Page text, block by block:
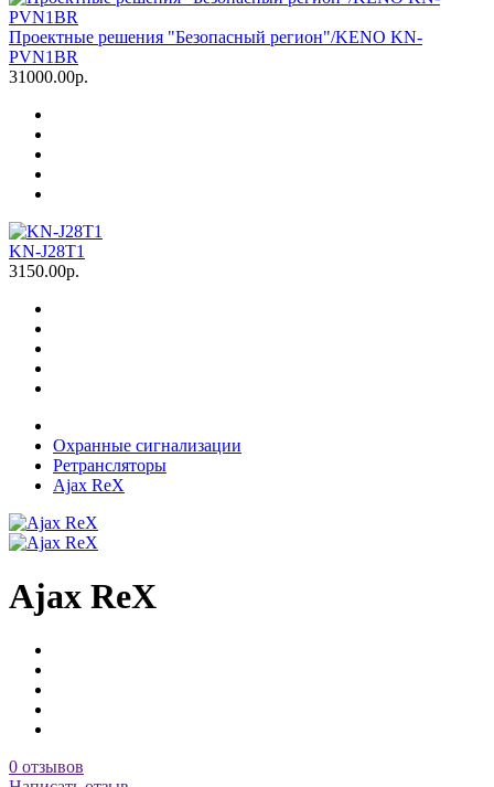
Проектные решения "Безопасный регион"/KENO KN-
PVN1BR
31000.00р.
KN-J28T1
3150.00р.
Охранные сигнализации
Ретрансляторы
Ajax ReХ
Ajax ReХ
0 отзывов